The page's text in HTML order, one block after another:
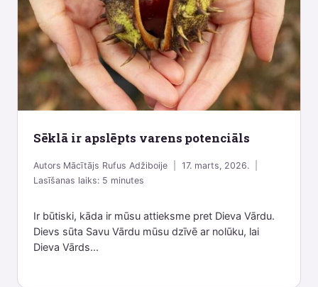
Sēklā ir apslēpts varens potenciāls
Autors Mācītājs Rufus Adžiboije
17. marts, 2026.
Lasīšanas laiks:5 minutes
Ir būtiski, kāda ir mūsu attieksme pret Dieva Vārdu.
Dievs sūta Savu Vārdu mūsu dzīvē ar nolūku, lai
Dieva Vārds...